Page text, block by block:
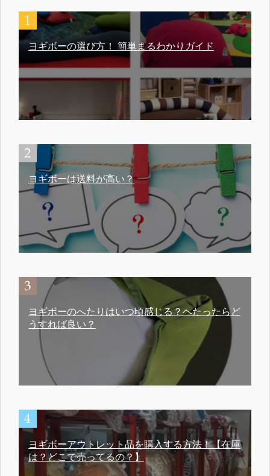
ヨギボーの選び方！ 簡単まるわかりガイド
ヨギボーは送料が高い？
ヨギボーのへたりはいつ頃感じる？ヘたったらど
うすれば良い？
ヨギボーアウトレット品を購入する方法！【在庫
は？どこで売ってるの？】